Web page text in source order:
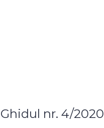
Ghidul nr. 4/